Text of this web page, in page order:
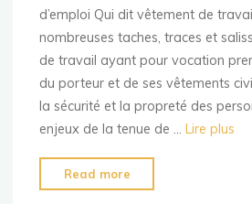
d’emploi Qui dit vêtement de
nombreuses taches, traces et
de travail ayant pour vocation
du porteur et de ses vêtements
la sécurité et la propreté des
enjeux de la tenue de … Lire plus
Read more
laver